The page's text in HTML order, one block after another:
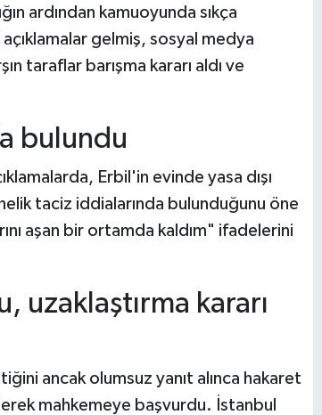
ardından kamuoyunda sıkça
gelmiş, sosyal medya
taraflar barışma kararı aldı ve
bulundu
Erbil'in evinde yasa dışı
taciz iddialarında bulunduğunu öne
aşan bir ortamda kaldım" ifadelerini
uzaklaştırma kararı
ancak olumsuz yanıt alınca hakaret
mahkemeye başvurdu. İstanbul